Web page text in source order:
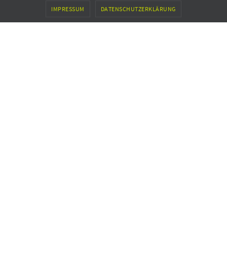
IMPRESSUM DATENSCHUTZERKLÄRUNG